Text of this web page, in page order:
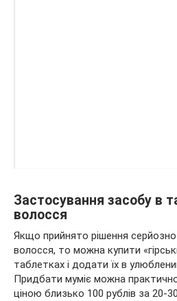
Застосування засобу в
волосся
Якщо прийнято рішення серйозно
волосся, то можна купити
таблетках і додати їх в
Придбати муміє можна
ціною близько 100 рублів за 20-